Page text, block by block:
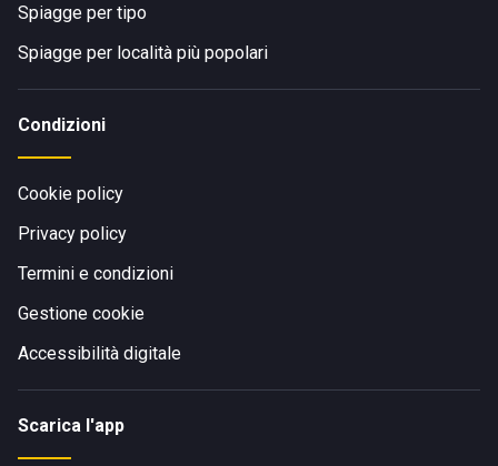
Spiagge per tipo
Spiagge per località più popolari
Condizioni
Cookie policy
Privacy policy
Termini e condizioni
Gestione cookie
Accessibilità digitale
Scarica l'app